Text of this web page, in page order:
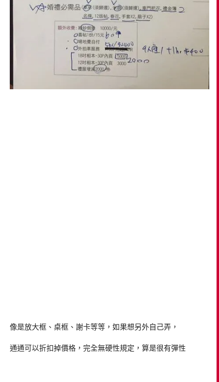
像是放大框、桌框、謝卡等等，如果想另外自己弄，
通通可以折扣掉價格，完全無硬性規定，算是很有彈性